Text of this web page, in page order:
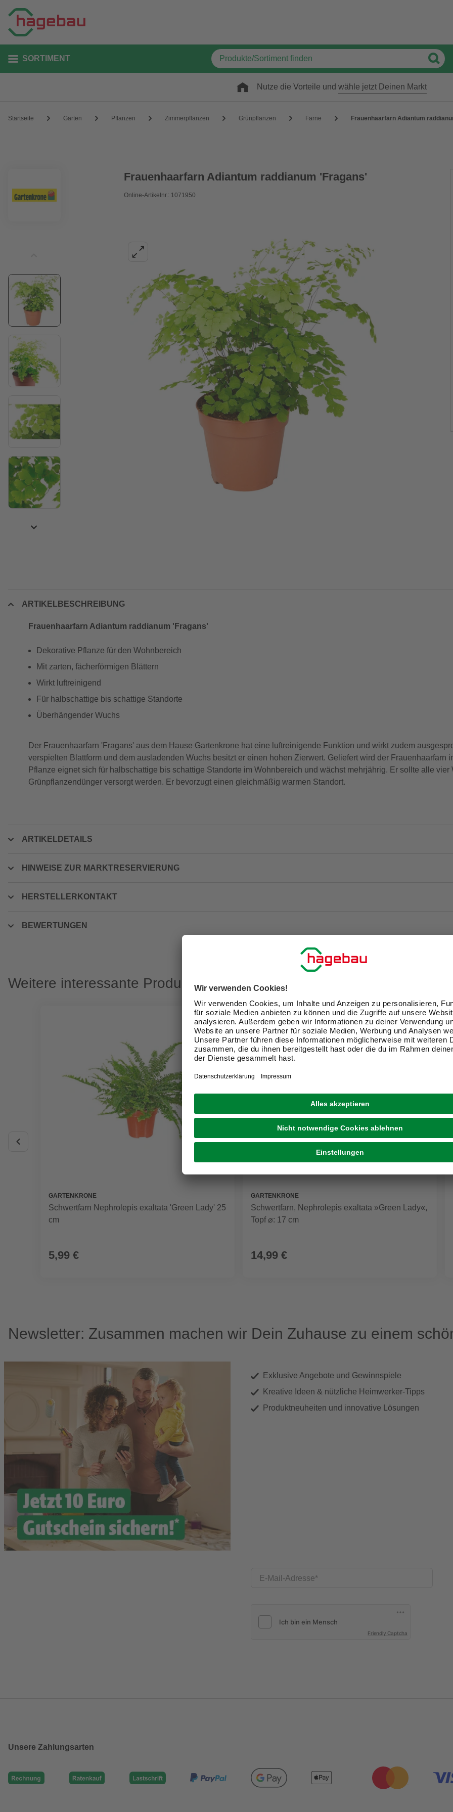
SORTIMENT
Nutze die Vorteile und wähle jetzt Deinen Markt
Startseite Garten Pflanzen Zimmerpflanzen Grünpflanzen Farne Frauenhaarfarn Adiantum
Frauenhaarfarn Adiantum raddianum 'Fragans'
Online-Artikelnr.: 1071950
ARTIKELBESCHREIBUNG
Frauenhaarfarn Adiantum raddianum 'Fragans'
Dekorative Pflanze für den Wohnbereich
Mit zarten, fächerförmigen Blättern
Wirkt luftreinigend
Für halbschattige bis schattige Standorte
Überhängender Wuchs
Der Frauenhaarfarn 'Fragans' aus dem Hause Gartenkrone hat eine luftreinigende Funktion und wirkt zudem
verspielten Blattform und dem ausladenden Wuchs besitzt er einen hohen Zierwert. Geliefert wird der Frauenhaarfarn
Pflanze eignet sich für halbschattige bis schattige Standorte im Wohnbereich und wächst mehrjährig. Er sollte alle vier
Grünpflanzendünger versorgt werden. Er bevorzugt einen gleichmäßig warmen Standort.
ARTIKELDETAILS
HINWEISE ZUR MARKTRESERVIERUNG
HERSTELLERKONTAKT
BEWERTUNGEN
Weitere interessante Produkte
GARTENKRONE
Schwertfarn Nephrolepis exaltata 'Green Lady' 25
cm
5,99 €
GARTENKRONE
Schwertfarn, Nephrolepis exaltata »Green Lady«,
Topf ⌀: 17 cm
14,99 €
Newsletter: Zusammen machen wir Dein Zuhause zu einem
Exklusive Angebote und Gewinnspiele
Kreative Ideen & nützliche Heimwerker-Tipps
Produktneuheiten und innovative Lösungen
E-Mail-Adresse
Friendly Captcha
Unsere Zahlungsarten